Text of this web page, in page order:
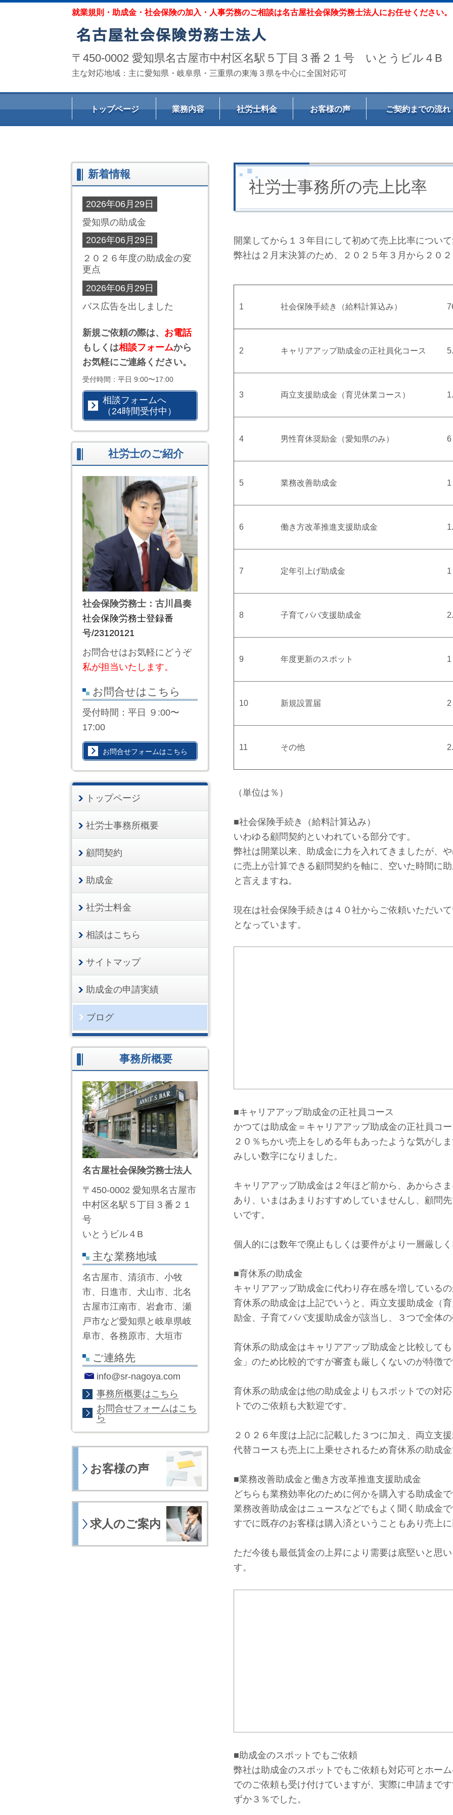
就業規則・助成金・社会保険の加入・人事労務のご相談は名古屋社会保険労務士法人にお任せください
〒450-0002 愛知県名古屋市中村区名駅５丁目３番２１号 いとうビル４B
主な対応地域：主に愛知県・岐阜県・三重県の東海３県を中心に全国対応可
トップページ 業務内容 社労士料金 お客様の声 ご契約までの流れ
社労士事務所の売上比率
開業してから１３年目にして初めて売上比率について
弊社は２月末決算のため、２０２５年３月から２０２
1 社会保険手続き（給料計算込み）
2 キャリアアップ助成金の正社員化コース
3 両立支援助成金（育児休業コース）
4 男性育休奨励金（愛知県のみ） 6
5 業務改善助成金 1
6 働き方改革推進支援助成金
7 定年引上げ助成金 1
8 子育てパパ支援助成金
9 年度更新のスポット 1
10 新規設置届 2
11 その他
（単位は％）
■社会保険手続き（給料計算込み）
いわゆる顧問契約といわれている部分です。
弊社は開業以来、助成金に力を入れてきましたが、
に売上が計算できる顧問契約を軸に、空いた時間に
と言えますね。
現在は社会保険手続きは４０社からご依頼いただい
となっています。
■キャリアアップ助成金の正社員コース
かつては助成金＝キャリアアップ助成金の正社員コ
２０％ちかい売上をしめる年もあったような気がし
みしい数字になりました。
キャリアアップ助成金は２年ほど前から、あからさ
あり、いまはあまりおすすめしていませんし、顧問
いです。
個人的には数年で廃止もしくは要件がより一層厳し
■育休系の助成金
キャリアアップ助成金に代わり存在感を増しているの
育休系の助成金は上記でいうと、両立支援助成金（
励金、子育てパパ支援助成金が該当し、３つで全体
育休系の助成金はキャリアアップ助成金と比較して
金」のため比較的ですが審査も厳しくないのが特徴で
育休系の助成金は他の助成金よりもスポットでの対
トでのご依頼も大歓迎です。
２０２６年度は上記に記載した３つに加え、両立支
代替コースも売上に上乗せされるため育休系の助成
■業務改善助成金と働き方改革推進支援助成金
どちらも業務効率化のために何かを購入する助成金で
業務改善助成金はニュースなどでもよく聞く助成金
すでに既存のお客様は購入済ということもあり売上に
ただ今後も最低賃金の上昇により需要は底堅いと思
す。
■助成金のスポットでもご依頼
弊社は助成金のスポットでもご依頼も対応可とホー
でのご依頼も受け付けていますが、実際に申請まで
ずか３％でした。
新着情報
2026年06月29日
愛知県の助成金
2026年06月29日
２０２６年度の助成金の変
更点
2026年06月29日
バス広告を出しました
新規ご依頼の際は、 お電話
もしくは相談フォームから
お気軽にご連絡ください。
受付時間：平日 9:00〜17:00
相談フォームへ
（24時間受付中）
社労士のご紹介
社会保険労務士：古川昌奏
社会保険労務士登録番
号/23120121
お問合せはお気軽にどうぞ
私が担当いたします。
お問合せはこちら
受付時間：平日 ９:00〜
17:00
お問合せフォームはこちら
トップページ
社労士事務所概要
顧問契約
助成金
社労士料金
相談はこちら
サイトマップ
助成金の申請実績
ブログ
事務所概要
名古屋社会保険労務士法人
〒450-0002 愛知県名古屋市
中村区名駅５丁目３番２１
号
いとうビル４B
主な業務地域
名古屋市、清須市、小牧
市、日進市、犬山市、北名
古屋市江南市、岩倉市、瀬
戸市など愛知県と岐阜県岐
阜市、各務原市、大垣市
ご連絡先
info@sr-nagoya.com
事務所概要はこちら
お問合せフォームはこち
ら
お客様の声
求人のご案内